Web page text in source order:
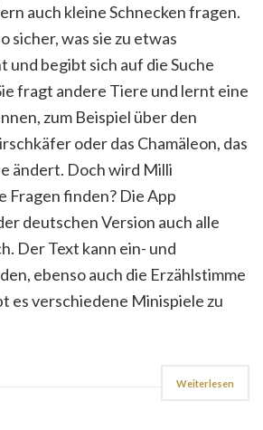
auch kleine Schnecken fragen.
sicher, was sie zu etwas
und begibt sich auf die Suche
fragt andere Tiere und lernt eine
zum Beispiel über den
oder das Chamäleon, das
ändert. Doch wird Milli
finden? Die App
deutschen Version auch alle
Der Text kann ein- und
ebenso auch die Erzählstimme
es verschiedene Minispiele zu
Weiterlesen